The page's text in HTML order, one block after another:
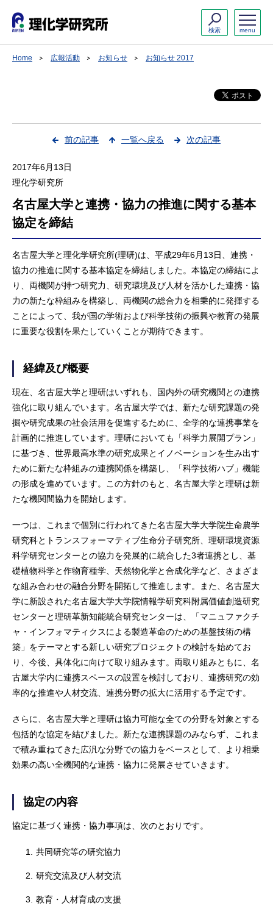
menu
検索
Home 広報活動 お知らせ お知らせ 2017
前の記事 一覧へ戻る 次の記事
2017年6月13日
理化学研究所
名古屋大学と連携・協力の推進に関する基本
協定を締結
名古屋大学と理化学研究所(理研)は、平成29年6月13日、連携・
協力の推進に関する基本協定を締結しました。本協定の締結によ
り、両機関が持つ研究力、研究環境及び人材を活かした連携・協
力の新たな枠組みを構築し、両機関の総合力を相乗的に発揮する
ことによって、我が国の学術および科学技術の振興や教育の発展
に重要な役割を果たしていくことが期待できます。
経緯及び概要
現在、名古屋大学と理研はいずれも、国内外の研究機関との連携
強化に取り組んでいます。名古屋大学では、新たな研究課題の発
掘や研究成果の社会活用を促進するために、全学的な連携事業を
計画的に推進しています。理研においても「科学力展開プラン」
に基づき、世界最高水準の研究成果とイノベーションを生み出す
ために新たな枠組みの連携関係を構築し、「科学技術ハブ」機能
の形成を進めています。この方針のもと、名古屋大学と理研は新
たな機関間協力を開始します。
一つは、これまで個別に行われてきた名古屋大学大学院生命農学
研究科とトランスフォーマティブ生命分子研究所、理研環境資源
科学研究センターとの協力を発展的に統合した3者連携とし、基
礎植物科学と作物育種学、天然物化学と合成化学など、さまざま
な組み合わせの融合分野を開拓して推進します。また、名古屋大
学に新設された名古屋大学大学院情報学研究科附属価値創造研究
センターと理研革新知能統合研究センターは、「マニュファクチ
ャ・インフォマティクスによる製造革命のための基盤技術の構
築」をテーマとする新しい研究プロジェクトの検討を始めてお
り、今後、具体化に向けて取り組みます。両取り組みともに、名
古屋大学内に連携スペースの設置を検討しており、連携研究の効
率的な推進や人材交流、連携分野の拡大に活用する予定です。
さらに、名古屋大学と理研は協力可能な全ての分野を対象とする
包括的な協定を結びました。新たな連携課題のみならず、これま
で積み重ねてきた広汎な分野での協力をベースとして、より相乗
効果の高い全機関的な連携・協力に発展させていきます。
協定の内容
協定に基づく連携・協力事項は、次のとおりです。
1. 共同研究等の研究協力
2. 研究交流及び人材交流
3. 教育・人材育成の支援